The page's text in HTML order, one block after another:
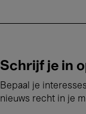
Schrijf je in
Bepaal je
nieuws recht in je